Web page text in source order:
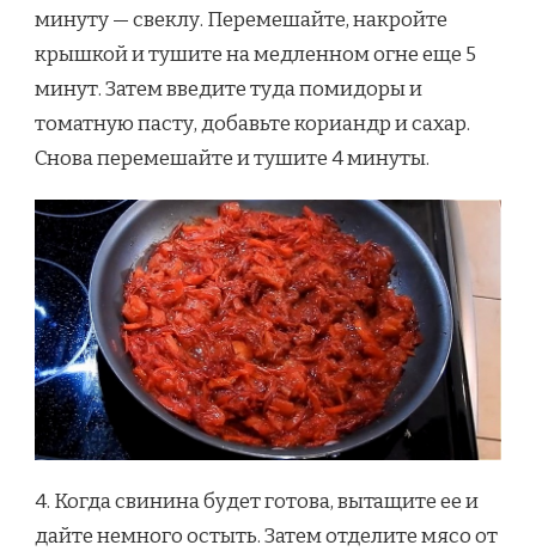
минуту — свеклу. Перемешайте, накройте
крышкой и тушите на медленном огне еще 5
минут. Затем введите туда помидоры и
томатную пасту, добавьте кориандр и сахар.
Снова перемешайте и тушите 4 минуты.
4. Когда свинина будет готова, вытащите ее и
дайте немного остыть. Затем отделите мясо от